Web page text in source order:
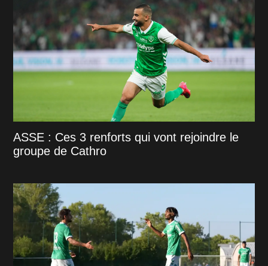
ASSE : Ces 3 renforts qui vont rejoindre le
groupe de Cathro